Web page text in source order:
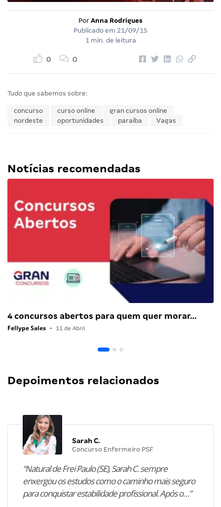
Por Anna Rodrigues
Publicado em 21/09/15
1 min. de leitura
0 0
Tudo que sabemos sobre:
concurso curso online
gran cursos online
nordeste
oportunidades paraíba Vagas
Notícias recomendadas
4 concursos abertos para quem quer morar…
Fellype Sales • 11 de Abril
Depoimentos relacionados
Sarah C.
Concurso Enfermeiro PSF
“Natural de Frei Paulo (SE), Sarah C. sempre
enxergou os estudos como o caminho mais seguro
para conquistar estabilidade profissional. Após o…”